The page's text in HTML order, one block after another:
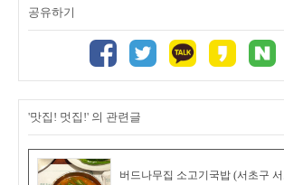
공유하기
'맛집! 멋집!' 의 관련글
버드나무집 소고기국밥 (서초구